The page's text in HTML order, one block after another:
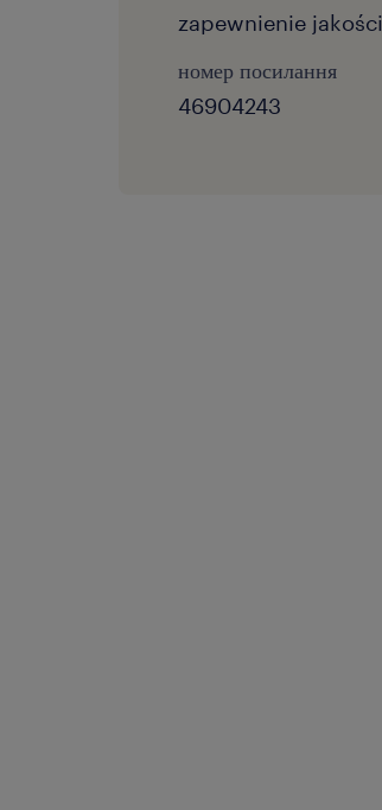
zapewnienie jakości
номер посилання
46904243